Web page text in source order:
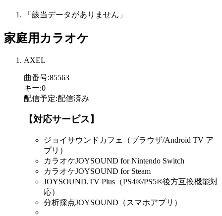
「該当データがありません」
家庭用カラオケ
AXEL
曲番号:85563
キー:0
配信予定:配信済み
【対応サービス】
ジョイサウンドカフェ（ブラウザ/Android TV ア
プリ）
カラオケJOYSOUND for Nintendo Switch
カラオケJOYSOUND for Steam
JOYSOUND.TV Plus（PS4®/PS5®後方互換機能対
応）
分析採点JOYSOUND（スマホアプリ）